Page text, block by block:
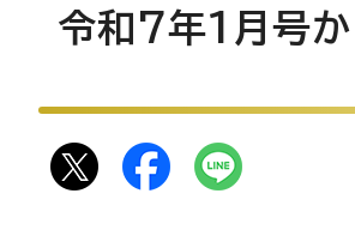
令和7年1月号か